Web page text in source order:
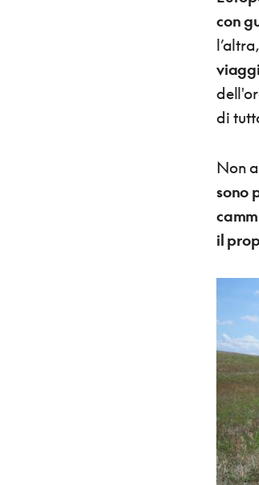
con
di
Non
sono
il